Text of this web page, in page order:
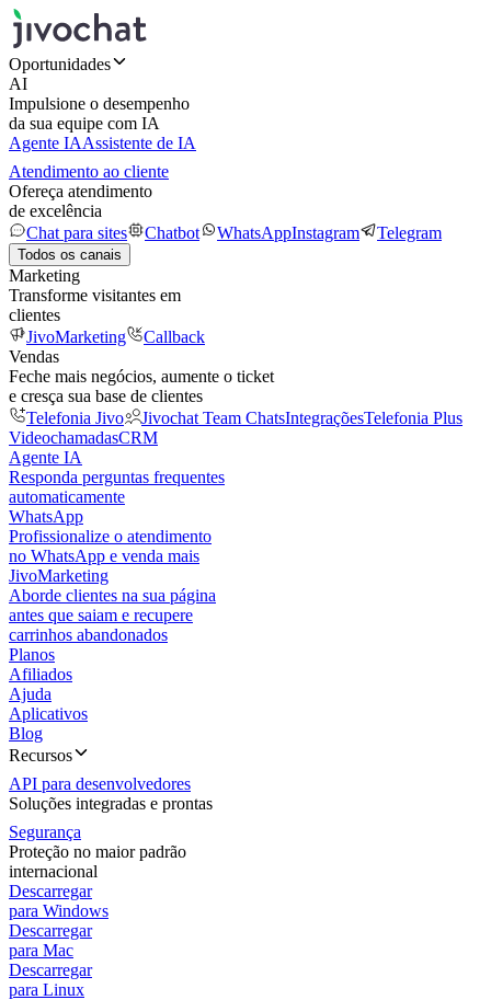
Oportunidades
AI
Impulsione o desempenho
da sua equipe com IA
Agente IAAssistente de IA
Atendimento ao cliente
Ofereça atendimento
de excelência
Chat para sites
Chatbot WhatsAppInstagram Telegram
Todos os canais
Marketing
Transforme visitantes em
clientes
JivoMarketing
Callback
Vendas
Feche mais negócios, aumente o ticket
e cresça sua base de clientes
Telefonia Jivo
Jivochat Team ChatsIntegraçõesTelefonia Plus
VideochamadasCRM
Agente IA
Responda perguntas frequentes
automaticamente
WhatsApp
Profissionalize o atendimento
no WhatsApp e venda mais
JivoMarketing
Aborde clientes na sua página
antes que saiam e recupere
carrinhos abandonados
Planos
Afiliados
Ajuda
Aplicativos
Blog
Recursos
API para desenvolvedores
Soluções integradas e prontas
Segurança
Proteção no maior padrão
internacional
Descarregar
para Windows
Descarregar
para Mac
Descarregar
para Linux